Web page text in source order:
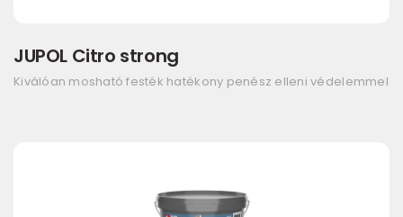
JUPOL Citro strong
Kiválóan mosható festék hatékony penész elleni védelemmel